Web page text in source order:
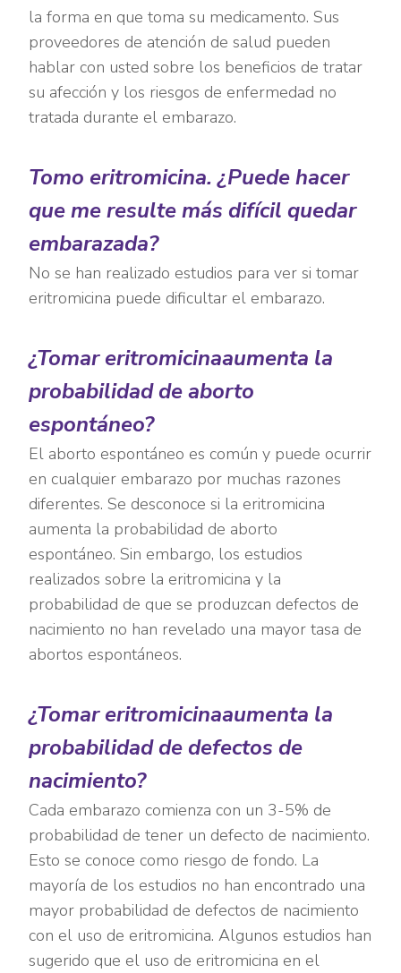
la forma en que toma su medicamento. Sus
proveedores de atención de salud pueden
hablar con usted sobre los beneficios de tratar
su afección y los riesgos de enfermedad no
tratada durante el embarazo.
Tomo eritromicina. ¿Puede hacer
que me resulte más difícil quedar
embarazada?
No se han realizado estudios para ver si tomar
eritromicina puede dificultar el embarazo.
¿Tomar eritromicinaaumenta la
probabilidad de aborto
espontáneo?
El aborto espontáneo es común y puede ocurrir
en cualquier embarazo por muchas razones
diferentes. Se desconoce si la eritromicina
aumenta la probabilidad de aborto
espontáneo. Sin embargo, los estudios
realizados sobre la eritromicina y la
probabilidad de que se produzcan defectos de
nacimiento no han revelado una mayor tasa de
abortos espontáneos.
¿Tomar eritromicinaaumenta la
probabilidad de defectos de
nacimiento?
Cada embarazo comienza con un 3-5% de
probabilidad de tener un defecto de nacimiento.
Esto se conoce como riesgo de fondo. La
mayoría de los estudios no han encontrado una
mayor probabilidad de defectos de nacimiento
con el uso de eritromicina. Algunos estudios han
sugerido que el uso de eritromicina en el